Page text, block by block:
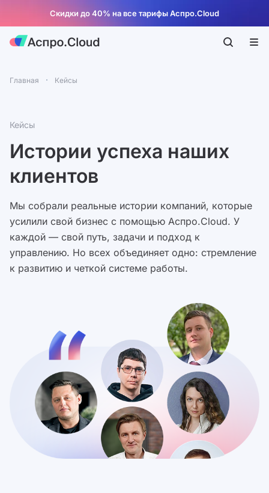
Скидки до 40% на все тарифы Аспро.Cloud
Главная Кейсы
Кейсы
Истории успеха наших
клиентов
Мы собрали реальные истории компаний, которые
усилили свой бизнес с помощью Аспро.Cloud. У
каждой — свой путь, задачи и подход к
управлению. Но всех объединяет одно: стремление
к развитию и четкой системе работы.